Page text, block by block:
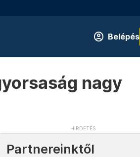
Belépés
nagy
Partnereinktől